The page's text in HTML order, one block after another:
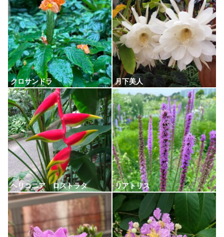
クロサンドラ 月下美人
ヘリコニア ロストラタ リアトリス